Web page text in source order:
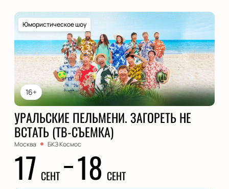
16+
Юмористическое шоу
УРАЛЬСКИЕ ПЕЛЬМЕНИ. ЗАГОРЕТЬ НЕ
ВСТАТЬ (ТВ-СЪЕМКА)
Москва БКЗ Космос
17 СЕНТ 18 СЕНТ